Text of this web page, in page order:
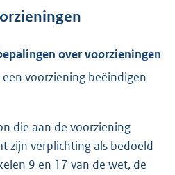
over voorzieningen
voorziening beëindigen
die aan de voorziening
zijn verplichting als bedoeld
9 en 17 van de wet, de